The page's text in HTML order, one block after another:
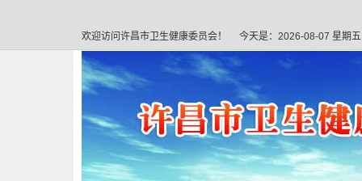
欢迎访问许昌市卫生健康委员会！ 今天是： 2026-08-07 星期五